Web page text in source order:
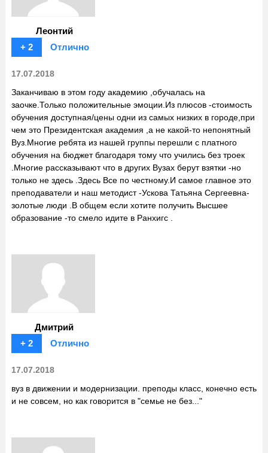
Леонтий
+ 2
Отлично
17.07.2018
Заканчиваю в этом году академию ,обучалась на
заочке.Только положительные эмоции.Из плюсов -стоимость
обучения доступная/цены одни из самых низких в городе,при
чем это Президентская академия ,а не какой-то непонятный
Вуз.Многие ребята из нашей группы перешли с платного
обучения на бюджет благодаря тому что учились без троек
.Многие рассказывают что в других Вузах берут взятки -но
только не здесь .Здесь Все по честному.И самое главное это
преподаватели и наш методист -Ускова Татьяна Сергеевна-
золотые люди .В общем если хотите получить Высшее
образование -то смело идите в Ранхигс .
Дмитрий
+ 2
Отлично
17.07.2018
вуз в движении и модернизации. преподы класс, конечно есть
и не совсем, но как говорится в "семье не без..."